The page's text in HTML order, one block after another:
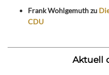
Frank Wohlgemuthzu
CDU
Aktuell